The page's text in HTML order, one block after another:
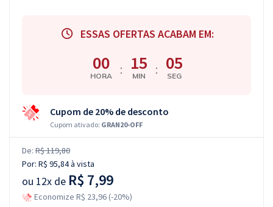
ESSAS OFERTAS ACABAM EM:
00
HORA : 15
MIN : 04
SEG
Cupom de 20% de desconto
Cupom ativado: GRAN20-OFF
De: R$ 119,80
Por: R$ 95,84à vista
ou 12x de R$ 7,99
Economize R$ 23,96 (-20%)